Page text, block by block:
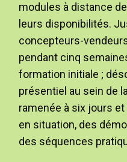
modules à distance
leurs disponibilités.
concepteurs-
pendant cinq
formation initiale ;
présentiel au sein de
ramenée à six jours
en situation, des
des séquences